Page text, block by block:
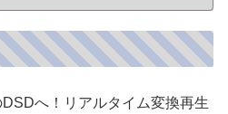
DSDへ！リアルタイム変換再生